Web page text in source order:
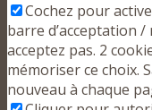
Cochez pour
barre d’acceptation
acceptez pas. 2
mémoriser ce choix.
nouveau à chaque